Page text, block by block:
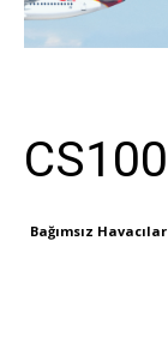
Bağımsız Havacılar